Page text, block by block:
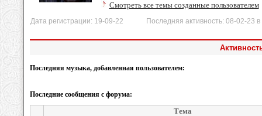
Смотреть все темы созданные пользователем
Дата регистрации: 19-09-22 Последняя активность: 08-02-23 в
Последняя музыка, добавленная пользователем:
Последние сообщения с форума:
Тема